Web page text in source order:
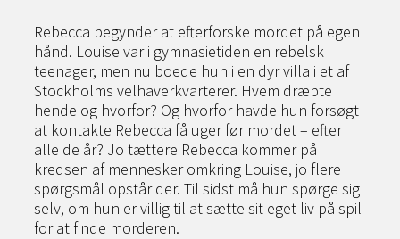
Rebecca begynder at efterforske mordet på egen
hånd. Louise var i gymnasietiden en rebelsk
teenager, men nu boede hun i en dyr villa i et af
Stockholms velhaverkvarterer. Hvem dræbte
hende og hvorfor? Og hvorfor havde hun forsøgt
at kontakte Rebecca få uger før mordet – efter
alle de år? Jo tættere Rebecca kommer på
kredsen af mennesker omkring Louise, jo flere
spørgsmål opstår der. Til sidst må hun spørge sig
selv, om hun er villig til at sætte sit eget liv på spil
for at finde morderen.